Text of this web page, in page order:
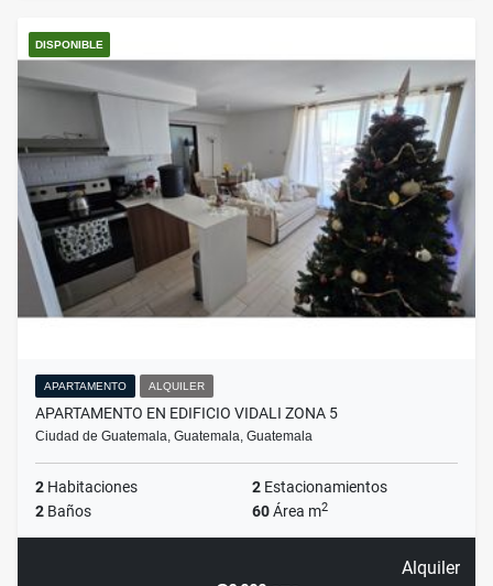
DISPONIBLE
APARTAMENTO ALQUILER
APARTAMENTO EN EDIFICIO VIDALI ZONA 5
Ciudad de Guatemala, Guatemala, Guatemala
2 Habitaciones 2 Estacionamientos
2 Baños 60Área m2
Alquiler